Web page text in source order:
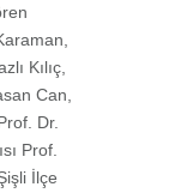
Kılıç,
Can,
Dr.
Prof.
İlçe